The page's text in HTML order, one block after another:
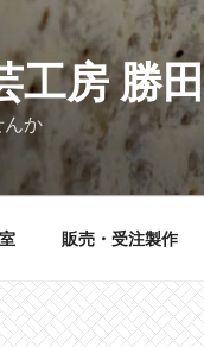
工房 勝
んか
販売・受注製作